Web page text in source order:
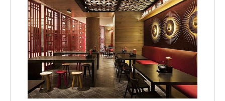
بانک، بیمه و سرمایه
مسکن و ساختمان